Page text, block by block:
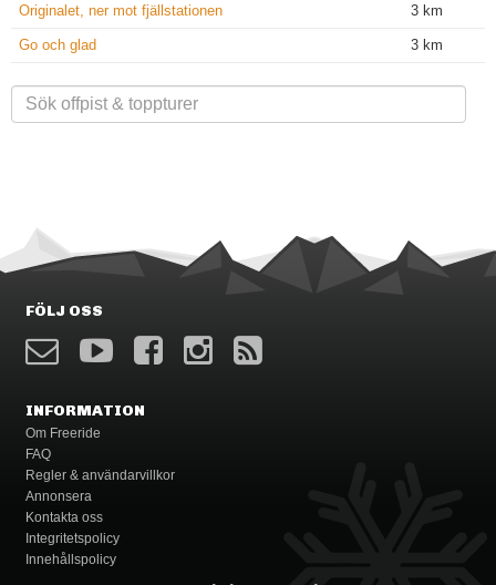
Originalet, ner mot fjällstationen 3 km
Go och glad 3 km
FÖLJ OSS
INFORMATION
Om Freeride
FAQ
Regler & användarvillkor
Annonsera
Kontakta oss
Integritetspolicy
Innehållspolicy